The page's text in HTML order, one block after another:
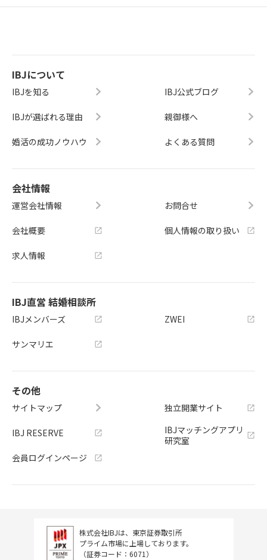
IBJについて
IBJを知る
IBJが選ばれる理由
婚活の成功ノウハウ
IBJ公式ブログ
親御様へ
よくある質問
会社情報
運営会社情報
会社概要
求人情報
お問合せ
個人情報の取り扱い
IBJ直営 結婚相談所
IBJメンバーズ
サンマリエ
ZWEI
その他
サイトマップ
IBJ RESERVE
会員ログインページ
独立開業サイト
IBJマッチングアプリ
研究室
株式会社IBJは、東京証券取引所
プライム市場に上場しております。
（証券コード：6071）